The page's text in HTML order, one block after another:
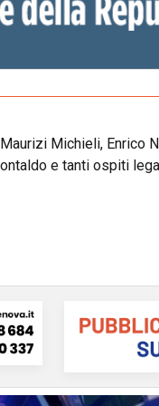
Michieli, Enrico
e tanti ospiti